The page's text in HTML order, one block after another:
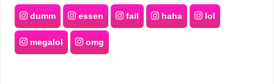
dumm essen fail haha lol
megalol omg